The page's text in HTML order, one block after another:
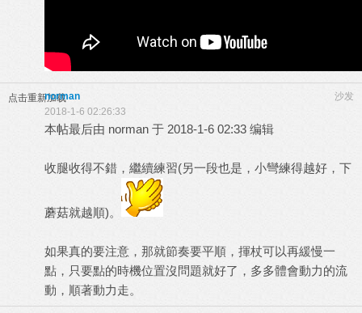
点击重新加载 沙发
norman
2018-1-6 02:26:33
本帖最后由 norman 于 2018-1-6 02:33 编辑
收腿收得不錯，繼續練習(另一段也是，小彎練得越好，下
蘑菇就越順)。
如果真的要注意，那就節奏要平順，揮杖可以再緩慢一
點，只要點的時機位置沒問題就好了，多多體會動力的流
動，順著動力走。